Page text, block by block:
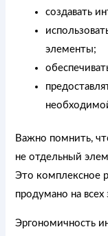
создавать
элементы;
Важно помнить,
не отдельный
Это комплексное
продумано на всех
Эргономичность